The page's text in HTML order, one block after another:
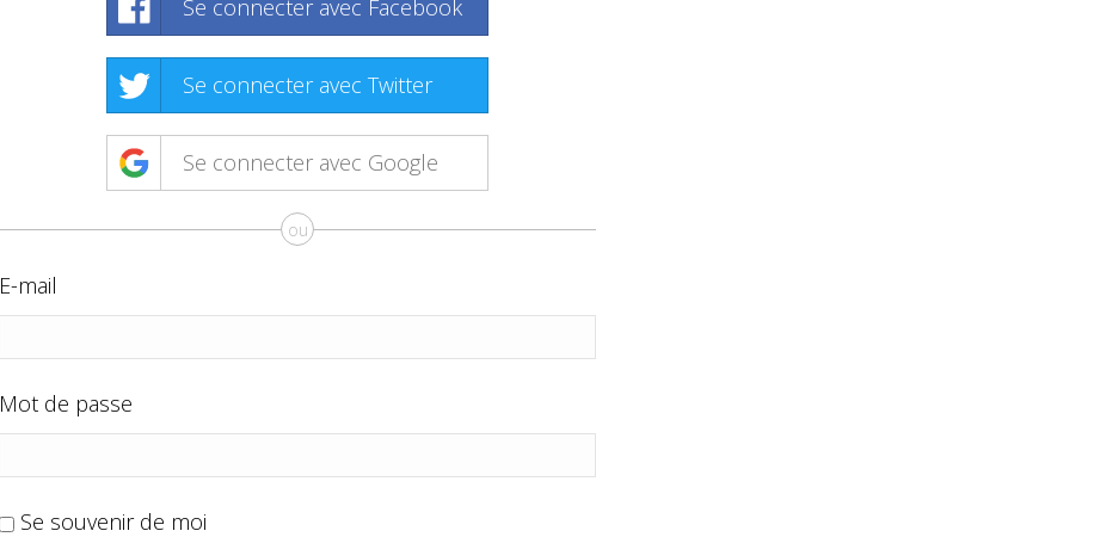
Se connecter avec Facebook
Se connecter avec Twitter
Se connecter avec Google
ou
E-mail
Mot de passe
Se souvenir de moi